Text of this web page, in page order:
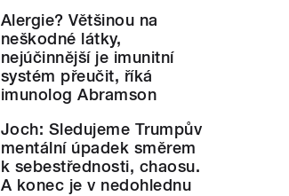
Alergie? Většinou na
neškodné látky,
nejúčinnější je imunitní
systém přeučit, říká
imunolog Abramson
Joch: Sledujeme Trumpův
mentální úpadek směrem
k sebestřednosti, chaosu.
A konec je v nedohlednu